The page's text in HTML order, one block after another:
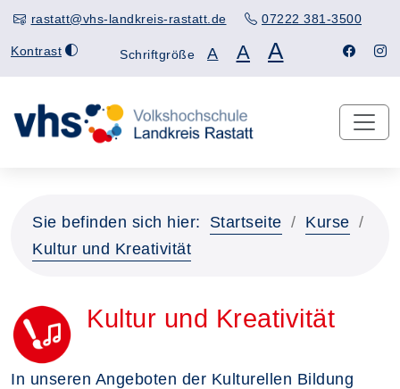
rastatt@vhs-landkreis-rastatt.de 07222 381-3500
Kontrast Schriftgröße A A A
Sie befinden sich hier: Startseite
Kurse
Kultur und Kreativität
Kultur und Kreativität
In unseren Angeboten der Kulturellen Bildung